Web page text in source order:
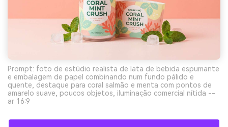
Prompt: foto de estúdio realista de lata de bebida espumante
e embalagem de papel combinando num fundo pálido e
quente, destaque para coral salmão e menta com pontos de
amarelo suave, poucos objetos, iluminação comercial nítida --
ar 16:9